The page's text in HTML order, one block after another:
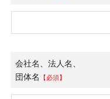
会社名、法人名、
団体名
【必須】